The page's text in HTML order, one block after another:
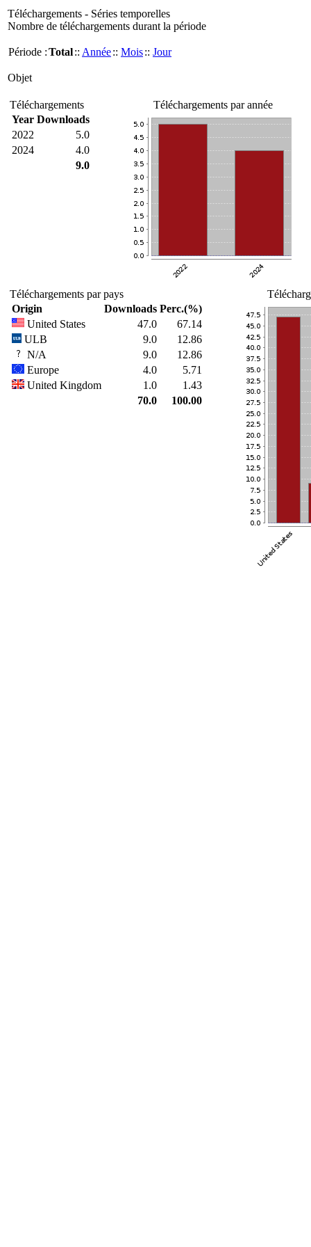
Téléchargements - Séries temporelles
Nombre de téléchargements durant la période
Période :Total:: Année:: Mois:: Jour
Objet
Téléchargements
Year Downloads
2022
5.0
2024
4.0
9.0
Téléchargements par année
Téléchargements par pays
Origin
Downloads Perc.(%)
United States
47.0
67.14
ULB
9.0
12.86
N/A
9.0
12.86
Europe
4.0
5.71
United Kingdom
1.0
1.43
70.0
100.00